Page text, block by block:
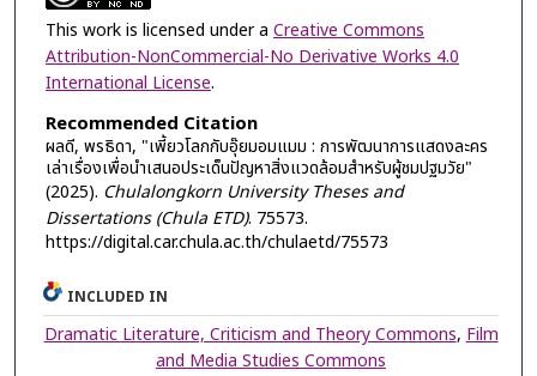
This work is licensed under a Creative Commons
Attribution-NonCommercial-No Derivative Works 4.0
International License.
Recommended Citation
ผลดี, พรธิดา, "เพี้ยวโลกกับอุ๊ยมอมแมม : การพัฒนาการแสดงละคร
เล่าเรื่องเพื่อนําเสนอประเด็นปัญหาสิ่งแวดล้อมสําหรับผู้ชมปฐมวัย"
(2025). Chulalongkorn University Theses and
Dissertations (Chula ETD). 75573.
https://digital.car.chula.ac.th/chulaetd/75573
INCLUDED IN
Dramatic Literature, Criticism and Theory Commons, Film
and Media Studies Commons